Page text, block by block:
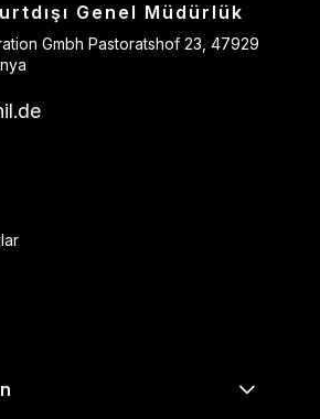
Genel Müdürlük
Gmbh Pastoratshof 23, 47929